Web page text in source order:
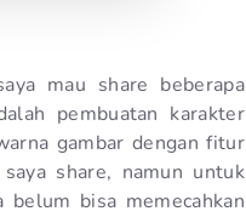
mau share beberapa
pembuatan karakter
gambar dengan fitur
share, namun untuk
belum bisa memecahkan